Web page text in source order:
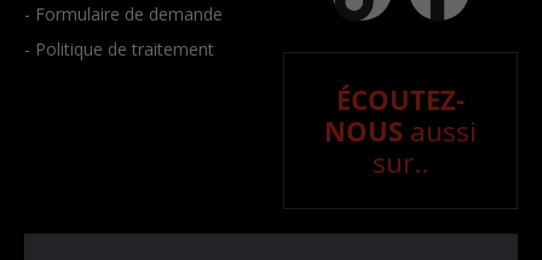
- Formulaire de demande
- Politique de traitement
ÉCOUTEZ-
NOUS aussi
sur..